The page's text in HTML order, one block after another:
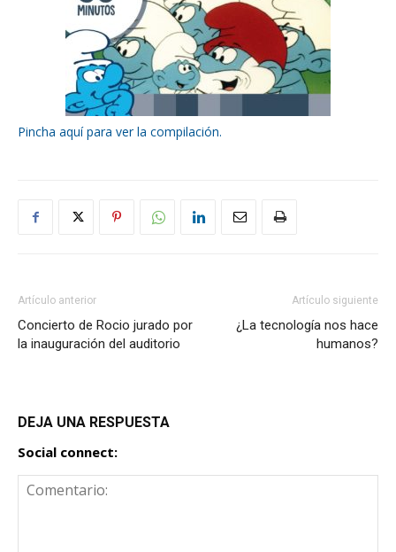
Pincha aquí para ver la compilación.
Artículo anterior
Concierto de Rocio jurado por
la inauguración del auditorio
Artículo siguiente
¿La tecnología nos hace
humanos?
DEJA UNA RESPUESTA
Social connect: